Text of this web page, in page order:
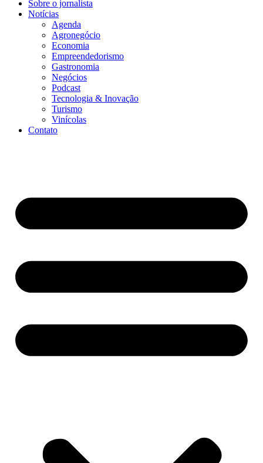
Sobre o jornalista
Notícias
Agenda
Agronegócio
Economia
Empreendedorismo
Gastronomia
Negócios
Podcast
Tecnologia & Inovação
Turismo
Vinícolas
Contato